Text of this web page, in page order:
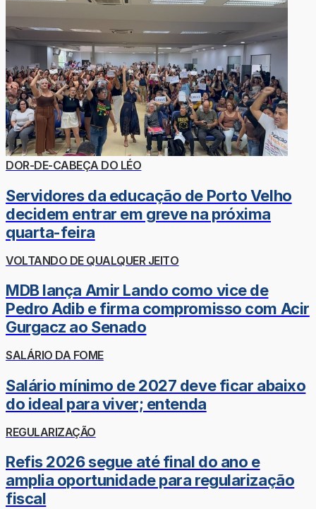
DOR-DE-CABEÇA DO LÉO
Servidores da educação de Porto Velho
decidem entrar em greve na próxima
quarta-feira
VOLTANDO DE QUALQUER JEITO
MDB lança Amir Lando como vice de
Pedro Adib e firma compromisso com Acir
Gurgacz ao Senado
SALÁRIO DA FOME
Salário mínimo de 2027 deve ficar abaixo
do ideal para viver; entenda
REGULARIZAÇÃO
Refis 2026 segue até final do ano e
amplia oportunidade para regularização
fiscal